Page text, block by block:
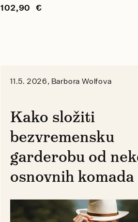
102,90 €
11.5. 2026, Barbora Wolfova
Kako složiti
bezvremensku
garderobu od
osnovnih komada